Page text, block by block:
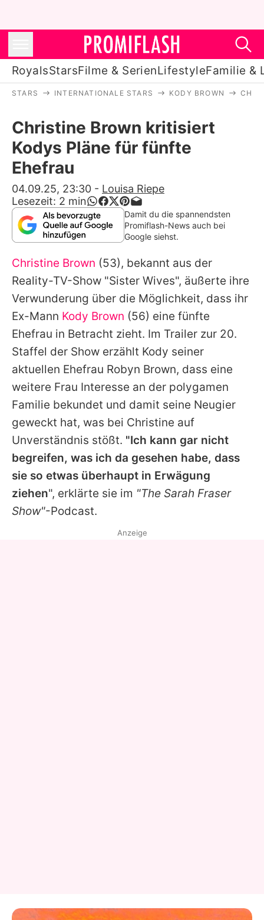
RoyalsStarsFilme & SerienLifestyleFamilie &
Stars
Filme & Serien
Lifestyle
Familie & Liebe
Promiflash Exklusiv
Alle Themen auf Promiflash
Jobs
App runterladen
Team
Redaktionelle Richtlinien
Impressum
Datenschutzerklärung
Nutzungsbedingungen
Utiq verwalten
STARS INTERNATIONALE STARS KODY BROWN
Christine Brown kritisiert
Kodys Pläne für fünfte
Ehefrau
04.09.25, 23:30 - Louisa Riepe
Lesezeit: 2 min
Damit du die spannendsten
Promiflash-News auch bei
Google siehst.
Christine Brown (53), bekannt aus der
Reality-TV-Show "Sister Wives", äußerte ihre
Verwunderung über die Möglichkeit, dass ihr
Ex-Mann Kody Brown (56) eine fünfte
Ehefrau in Betracht zieht. Im Trailer zur 20.
Staffel der Show erzählt Kody seiner
aktuellen Ehefrau Robyn Brown, dass eine
weitere Frau Interesse an der polygamen
Familie bekundet und damit seine Neugier
geweckt hat, was bei Christine auf
Unverständnis stößt. "Ich kann gar nicht
begreifen, was ich da gesehen habe, dass
sie so etwas überhaupt in Erwägung
ziehen", erklärte sie im "The Sarah Fraser
Show"-Podcast.
Anzeige